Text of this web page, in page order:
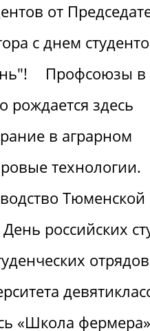
от
с днем
Профсоюзы в
рождается здесь
в аграрном
технологии.
Тюменской
российских
«Школа фермера»